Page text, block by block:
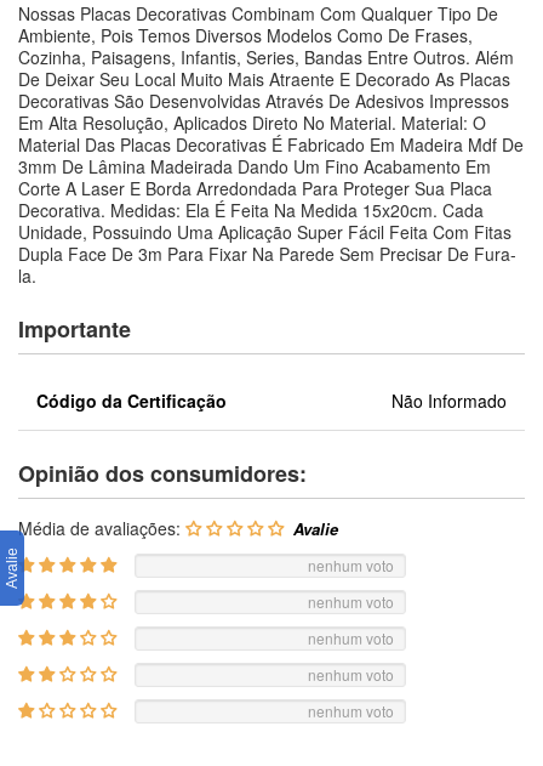
Nossas Placas Decorativas Combinam Com Qualquer Tipo De
Ambiente, Pois Temos Diversos Modelos Como De Frases,
Cozinha, Paisagens, Infantis, Series, Bandas Entre Outros. Além
De Deixar Seu Local Muito Mais Atraente E Decorado As Placas
Decorativas São Desenvolvidas Através De Adesivos Impressos
Em Alta Resolução, Aplicados Direto No Material. Material: O
Material Das Placas Decorativas É Fabricado Em Madeira Mdf De
3mm De Lâmina Madeirada Dando Um Fino Acabamento Em
Corte A Laser E Borda Arredondada Para Proteger Sua Placa
Decorativa. Medidas: Ela É Feita Na Medida 15x20cm. Cada
Unidade, Possuindo Uma Aplicação Super Fácil Feita Com Fitas
Dupla Face De 3m Para Fixar Na Parede Sem Precisar De Fura-
la.
Importante
Código da Certificação Não Informado
Opinião dos consumidores:
Média de avaliações:
nenhum voto
nenhum voto
nenhum voto
nenhum voto
nenhum voto